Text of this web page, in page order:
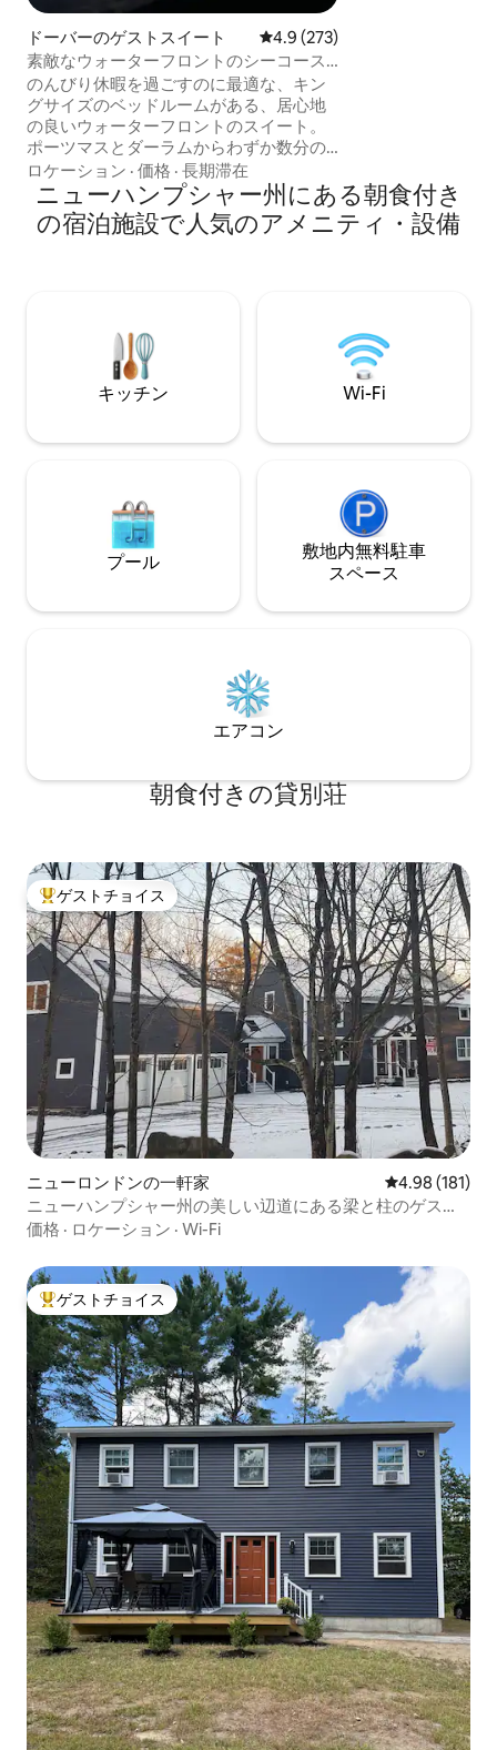
ドーバーのゲストスイート レビュー273件、5つ星中4.9つ
4.9 (273)
素敵なウォーターフロントのシーコース
トスイート
のんびり休暇を過ごすのに最適な、キン
グサイズのベッドルームがある、居心地
の良いウォーターフロントのスイート。
ポーツマスとダーラムからわずか数分の
場所にあり、ロマンチックな旅行、地元
のイベントへの参加、またはニューハン
プシャー大学への訪問に最適です。プラ
イベートパティオと、季節限定で暖房が
使えます。ここには素敵なおまけがたく
さんあります。ニューハンプシャー州と
メイン州の境界近くの、静かな海辺の魅
ロケーション · 価格 · 長期滞在
ニューハンプシャー州にある朝食付き
の宿泊施設で人気のアメニティ・設備
キッチン Wi-Fi
プール
敷地内無料駐⁠車
ス⁠ペ⁠ー⁠ス
エアコン
朝食付きの貸別荘
大好評のゲストチョイスです。
ゲストチョイス
ニューロンドンの一軒家 レビュー181
4.98 (181)
ニューハンプシャー州の美しい辺道にある梁と柱のゲスト
用ワンルーム
価格 · ロケーション · Wi-Fi
大好評のゲストチョイスです。
ゲストチョイス